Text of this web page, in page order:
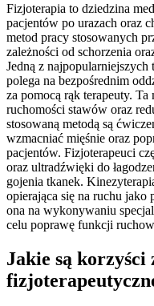
Fizjoterapia to dziedzina
pacjentów po urazach oraz
metod pracy stosowanych
zależności od schorzenia
Jedną z najpopularniejszych
polega na bezpośrednim
za pomocą rąk terapeuty.
ruchomości stawów oraz
stosowaną metodą są
wzmacniać mięśnie oraz
pacjentów. Fizjoterapeuci
oraz ultradźwięki do
gojenia tkanek.
opierająca się na ruchu jako
ona na wykonywaniu
celu poprawę funkcji
Jakie są